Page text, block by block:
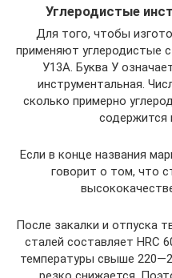
Углеродистые
Для того, чтобы
применяют углеродистые
У13А. Буква У
инструментальная.
сколько примерно
содержится
Если в конце названия
говорит о том, что
После закалки и отпуска
сталей составляет HRC
температуры свыше